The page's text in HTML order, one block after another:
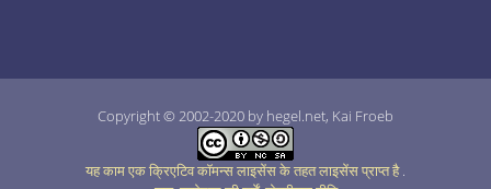
Copyright © 2002-2020 by hegel.net, Kai Froeb
यह काम एक क्रिएटिव कॉमन्स लाइसेंस के तहत लाइसेंस प्राप्त है.